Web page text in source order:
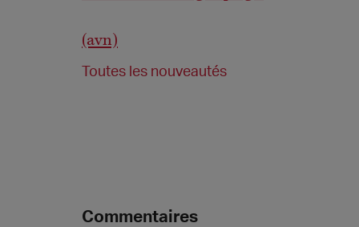
(avn)
Toutes les nouveautés
Commentaires